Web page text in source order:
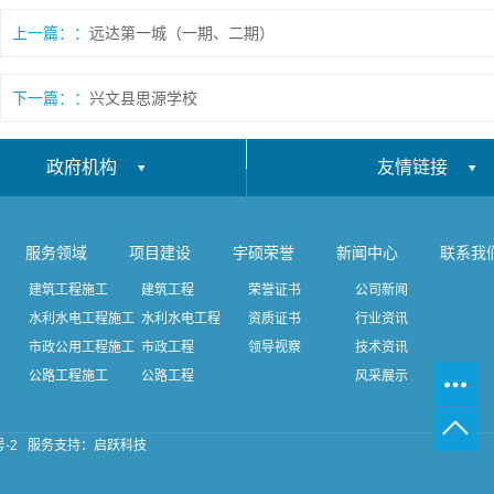
上一篇： 远达第一城（一期、二期）
下一篇： 兴文县思源学校
政府机构 友情链接
服务领域 项目建设 宇硕荣誉 新闻中心 联系我
建筑工程施工
水利水电工程施工
市政公用工程施工
公路工程施工
建筑工程
水利水电工程
市政工程
公路工程
荣誉证书
资质证书
领导视察
公司新闻
行业资讯
技术资讯
风采展示
-2 服务支持： 启跃科技